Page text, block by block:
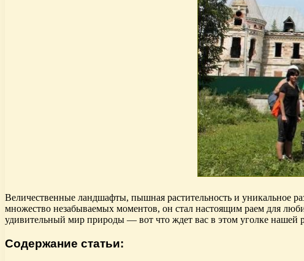
Величественные ландшафты, пышная растительность и уникальное
множество незабываемых моментов, он стал настоящим раем для
удивительный мир природы — вот что ждет вас в этом уголке нашей
Содержание статьи: